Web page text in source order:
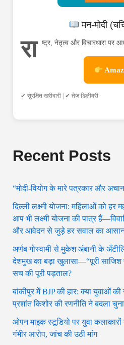
मन-मोदी
रा ष्ट्र, नेतृत्व और विचारधारा पर
✔ सुरक्षित खरीदारी | ✔ तेज डिलीवरी
Recent Posts
“मोदी-वियोग के मारे पत्रकार और
दिल्ली लक्ष्मी योजना: महिलाओं को हर
आप भी लक्ष्मी योजना की पात्र
और आवेदन से जुड़े हर सवाल का
अर्णब गोस्वामी से मुकेश अंबानी के
देशमुख का बड़ा खुलासा—“पूरी साजिश
सच की पूरी पड़ताल?
बांकीपुर में BJP की हार: क्या युवाओं
प्रशांत किशोर की रणनीति ने बदला
ओपन माइक स्टूडियो पर युवा कलाकारों
गंभीर आरोप, जांच की उठी मांग